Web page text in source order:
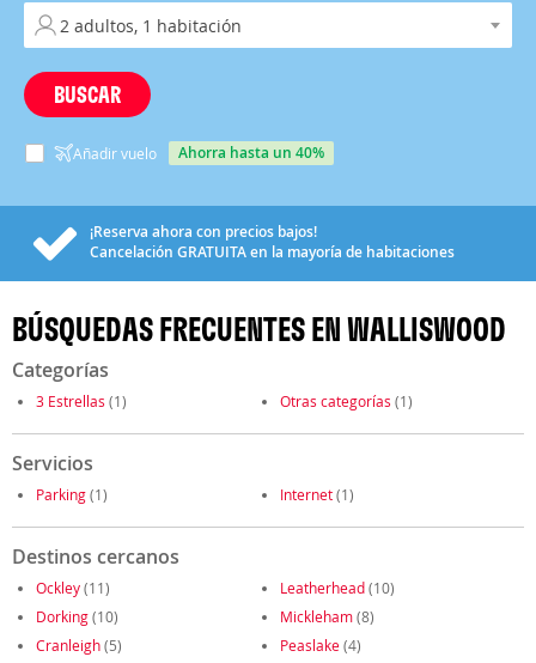
BUSCAR
Añadir vuelo ahorra hasta un 40%
¡Reserva ahora con precios bajos!
Cancelación GRATUITAen la mayoría de habitaciones
BÚSQUEDAS FRECUENTES EN WALLISWOOD
Categorías
3 Estrellas (1) Otras categorías (1)
Servicios
Parking(1) Internet(1)
Destinos cercanos
Ockley(11) Leatherhead(10)
Dorking(10) Mickleham(8)
Cranleigh(5) Peaslake(4)